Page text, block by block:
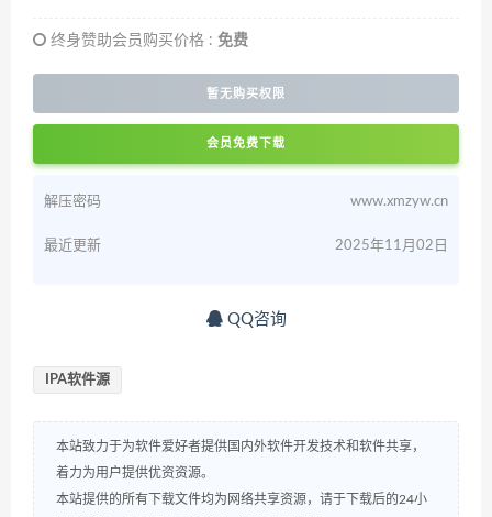
终身赞助会员购买价格 : 免费
暂无购买权限
会员免费下载
解压密码 www.xmzyw.cn
最近更新 2025年11月02日
QQ咨询
IPA软件源
本站致力于为软件爱好者提供国内外软件开发技术和软件共享，
着力为用户提供优资资源。
本站提供的所有下载文件均为网络共享资源，请于下载后的24小